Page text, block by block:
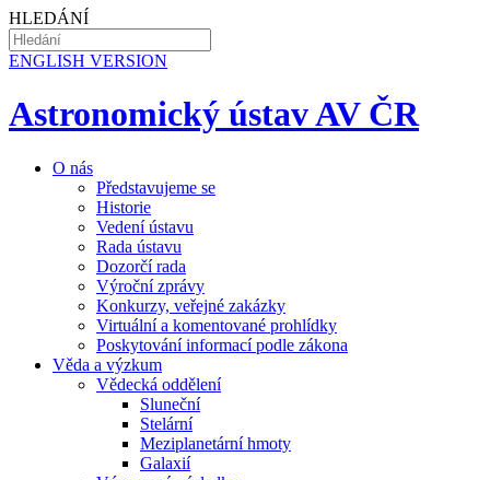
HLEDÁNÍ
ENGLISH VERSION
Astronomický ústav AV ČR
O nás
Představujeme se
Historie
Vedení ústavu
Rada ústavu
Dozorčí rada
Výroční zprávy
Konkurzy, veřejné zakázky
Virtuální a komentované prohlídky
Poskytování informací podle zákona
Věda a výzkum
Vědecká oddělení
Sluneční
Stelární
Meziplanetární hmoty
Galaxií